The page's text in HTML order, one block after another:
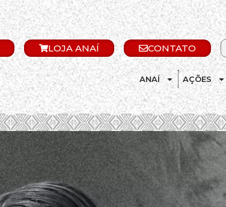
LOJA ANAÍ CONTATO
ANAÍ AÇÕES